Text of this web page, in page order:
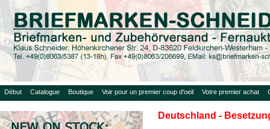
Début Catalogue Boutique Voir pour un premier coup d'oeil Votre premier achat
Deutschland -